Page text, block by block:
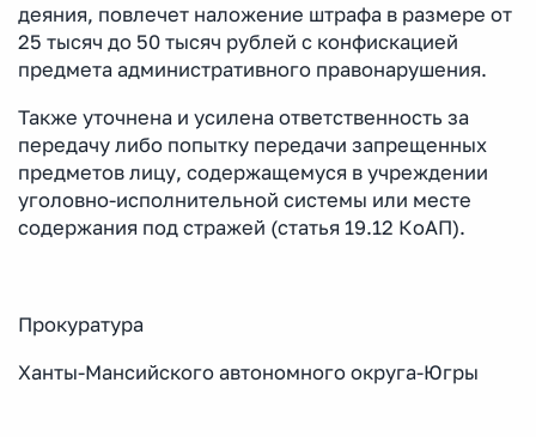
деяния, повлечет наложение штрафа в размере от
25 тысяч до 50 тысяч рублей с конфискацией
предмета административного правонарушения.
Также уточнена и усилена ответственность за
передачу либо попытку передачи запрещенных
предметов лицу, содержащемуся в учреждении
уголовно-исполнительной системы или месте
содержания под стражей (статья 19.12 КоАП).
Прокуратура
Ханты-Мансийского автономного округа-Югры